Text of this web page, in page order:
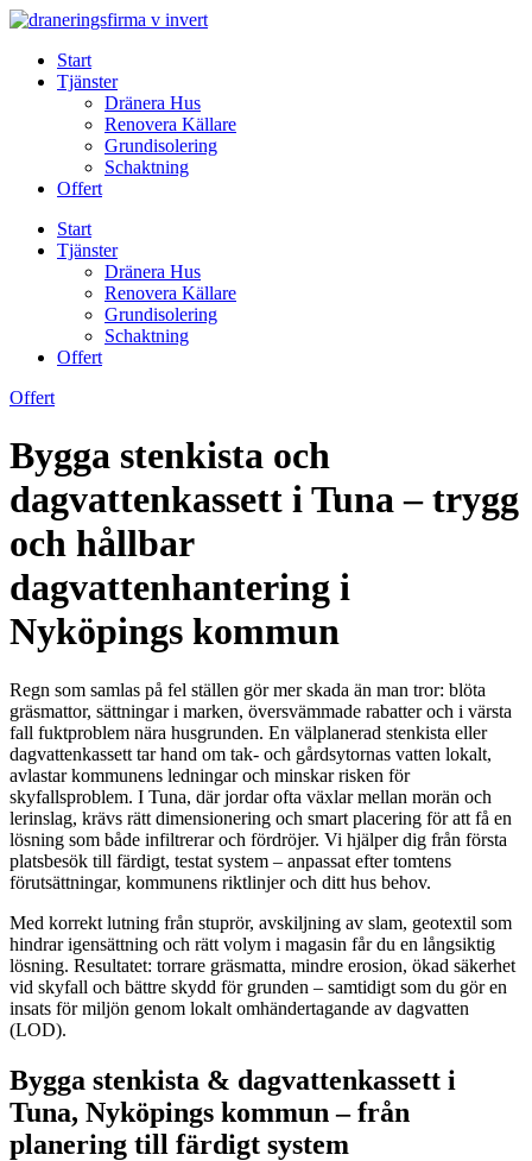
Skip
contentStart
Tjänster
Dränera Hus
Renovera Källare
Grundisolering
Schaktning
Offert
Start
Tjänster
Dränera Hus
Renovera Källare
Grundisolering
Schaktning
Offert
Offert
Bygga stenkista och
dagvattenkassett i Tuna – trygg
och hållbar
dagvattenhantering i
Nyköpings kommun
Regn som samlas på fel ställen gör mer skada än man tror: blöta
gräsmattor, sättningar i marken, översvämmade rabatter och i värsta
fall fuktproblem nära husgrunden. En välplanerad stenkista eller
dagvattenkassett tar hand om tak- och gårdsytornas vatten lokalt,
avlastar kommunens ledningar och minskar risken för
skyfallsproblem. I Tuna, där jordar ofta växlar mellan morän och
lerinslag, krävs rätt dimensionering och smart placering för att få en
lösning som både infiltrerar och fördröjer. Vi hjälper dig från första
platsbesök till färdigt, testat system – anpassat efter tomtens
förutsättningar, kommunens riktlinjer och ditt hus behov.
Med korrekt lutning från stuprör, avskiljning av slam, geotextil som
hindrar igensättning och rätt volym i magasin får du en långsiktig
lösning. Resultatet: torrare gräsmatta, mindre erosion, ökad säkerhet
vid skyfall och bättre skydd för grunden – samtidigt som du gör en
insats för miljön genom lokalt omhändertagande av dagvatten
(LOD).
Bygga stenkista & dagvattenkassett i
Tuna, Nyköpings kommun – från
planering till färdigt system